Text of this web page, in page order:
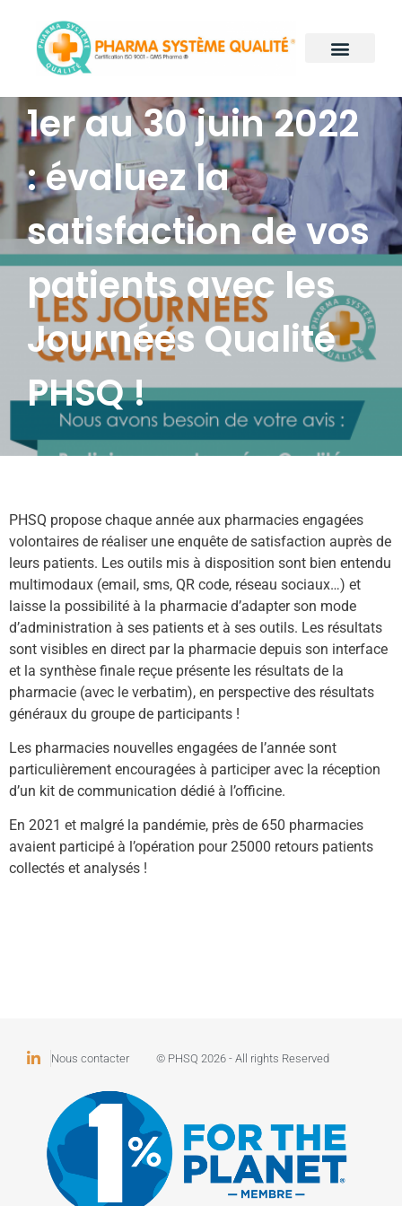
1er au 30 juin 2022
: évaluez la
satisfaction de vos
patients avec les
Journées Qualité
PHSQ !
PHSQ propose chaque année aux pharmacies engagées
volontaires de réaliser une enquête de satisfaction auprès de
leurs patients. Les outils mis à disposition sont bien entendu
multimodaux (email, sms, QR code, réseau sociaux…) et
laisse la possibilité à la pharmacie d’adapter son mode
d’administration à ses patients et à ses outils. Les résultats
sont visibles en direct par la pharmacie depuis son interface
et la synthèse finale reçue présente les résultats de la
pharmacie (avec le verbatim), en perspective des résultats
généraux du groupe de participants !
Les pharmacies nouvelles engagées de l’année sont
particulièrement encouragées à participer avec la réception
d’un kit de communication dédié à l’officine.
En 2021 et malgré la pandémie, près de 650 pharmacies
avaient participé à l’opération pour 25000 retours patients
collectés et analysés !
Nous contacter © PHSQ 2026 - All rights Reserved